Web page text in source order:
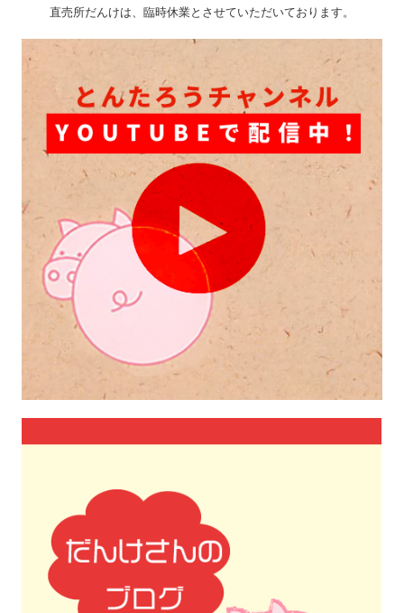
直売所だんけは、臨時休業とさせていただいております。